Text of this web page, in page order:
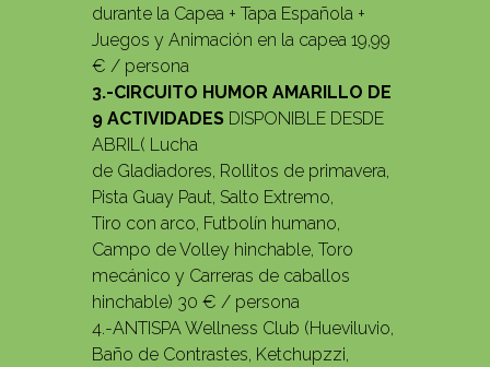
durante la Capea + Tapa Española +
Juegos y Animación en la capea 19,99
€ / persona
3.-CIRCUITO HUMOR AMARILLO DE
9 ACTIVIDADES DISPONIBLE DESDE
ABRIL( Lucha
de Gladiadores, Rollitos de primavera,
Pista Guay Paut, Salto Extremo,
Tiro con arco, Futbolín humano,
Campo de Volley hinchable, Toro
mecánico y Carreras de caballos
hinchable) 30 € / persona
4.-ANTISPA Wellness Club (Hueviluvio,
Baño de Contrastes, Ketchupzzi,